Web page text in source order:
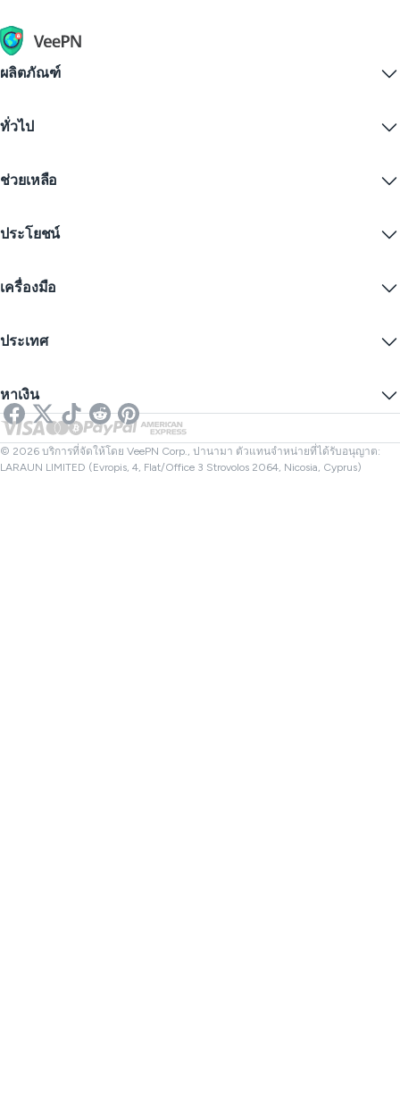
ผลิตภัณฑ์
VPN for macOS
iOS VPN
Firefox
VPN ฟรี
ทั่วไป
ดาวน์โหลด VPN
ราคา
ส่วนลดนักเรียน
บล็อก
ช่วยเหลือ
ติดต่อเรา
นโยบายความเป็นส่วนตัว
การตั้งค่าคุกกี้
ประโยชน์
ความเป็นส่วนตัวทางอินเทอร์เน็ต
IP ไม่ระบุตัวตน
VPN สำหรับการสตรีม
Netflix VPN
เครื่องมือ
ซ่อน IP ของคุณ
SMS ออนไลน์
ตรวจสอบลิงก์
ตรวจสอบไฟล์
ประเทศ
VPN ของสหราชอาณาจักร
VPN ของแคนาดา
VPN ของตุรกี
หาเงิน
พันธมิตร
© 2026 บริการที่จัดให้โดย VeePN Corp., ปานามา ตัวแทนจำหน่ายที่ได้รับอนุญาต:
LARAUN LIMITED (Evropis, 4, Flat/Office 3 Strovolos 2064, Nicosia, Cyprus)